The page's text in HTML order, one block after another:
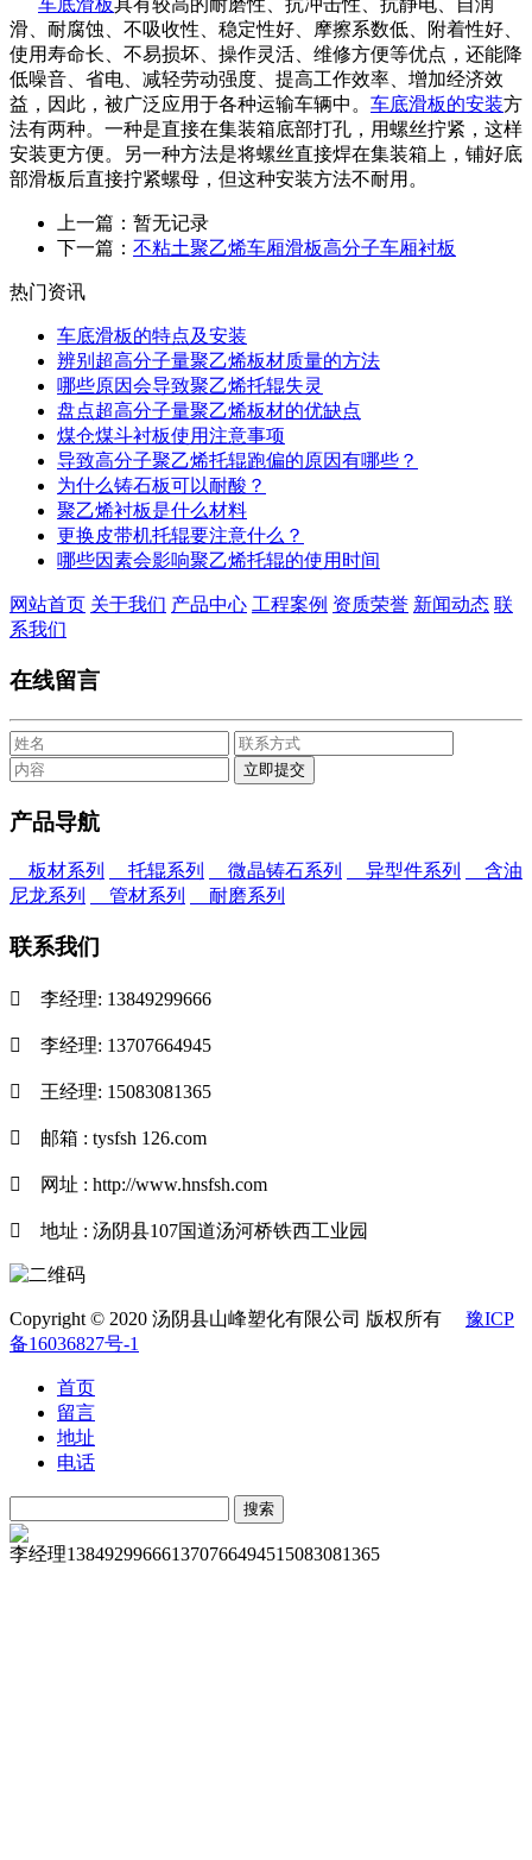
车底滑板具有较高的耐磨性、抗冲击性、抗静电、自润
滑、耐腐蚀、不吸收性、稳定性好、摩擦系数低、附着性好、
使用寿命长、不易损坏、操作灵活、维修方便等优点，还能降
低噪音、省电、减轻劳动强度、提高工作效率、增加经济效
益，因此，被广泛应用于各种运输车辆中。 车底滑板的安装方
法有两种。一种是直接在集装箱底部打孔，用螺丝拧紧，这样
安装更方便。另一种方法是将螺丝直接焊在集装箱上，铺好底
部滑板后直接拧紧螺母，但这种安装方法不耐用。
上一篇：暂无记录
下一篇： 不粘土聚乙烯车厢滑板高分子车厢衬板
热门资讯
车底滑板的特点及安装
辨别超高分子量聚乙烯板材质量的方法
哪些原因会导致聚乙烯托辊失灵
盘点超高分子量聚乙烯板材的优缺点
煤仓煤斗衬板使用注意事项
导致高分子聚乙烯托辊跑偏的原因有哪些？
为什么铸石板可以耐酸？
聚乙烯衬板是什么材料
更换皮带机托辊要注意什么？
哪些因素会影响聚乙烯托辊的使用时间
网站首页 关于我们 产品中心 工程案例 资质荣誉 新闻动态 联
系我们
在线留言
产品导航
板材系列 托辊系列 微晶铸石系列 异型件系列
含油
尼龙系列
管材系列 耐磨系列
联系我们
 李经理: 13849299666
 李经理: 13707664945
 王经理: 15083081365
 邮箱 : tysfsh 126.com
 网址 : http://www.hnsfsh.com
 地址 : 汤阴县107国道汤河桥铁西工业园
Copyright © 2020 汤阴县山峰塑化有限公司 版权所有 豫ICP
备16036827号-1
首页
留言
地址
电话
李经理138492996661370766494515083081365